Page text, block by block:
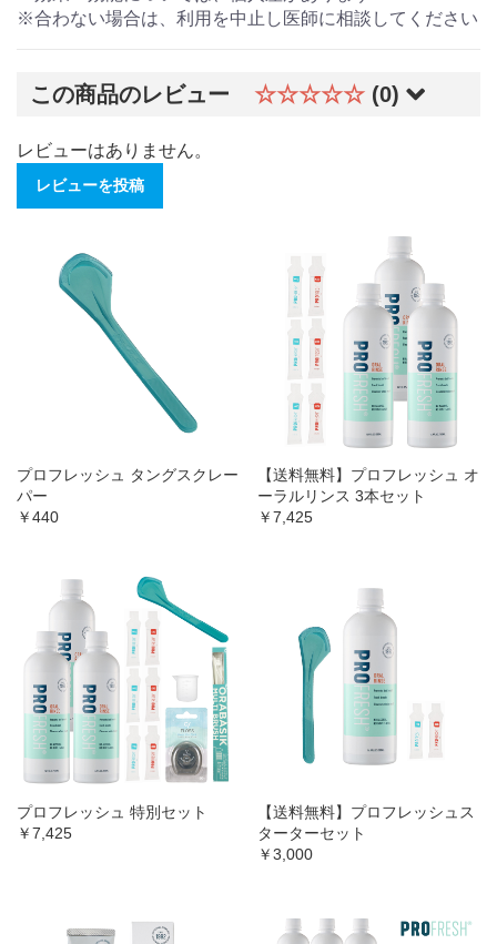
※合わない場合は、利用を中止し医師に相談してください
この商品のレビュー ☆☆☆☆☆ (0)
レビューはありません。
レビューを投稿
プロフレッシュ タングスクレー
パー
￥440
【送料無料】プロフレッシュ オ
ーラルリンス 3本セット
￥7,425
プロフレッシュ 特別セット
￥7,425
【送料無料】プロフレッシュス
ターターセット
￥3,000